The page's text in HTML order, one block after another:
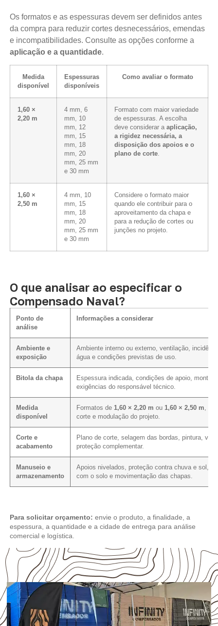
Os formatos e as espessuras devem ser definidos antes
da compra para reduzir cortes desnecessários, emendas
e incompatibilidades. Consulte as opções conforme a
aplicação e a quantidade.
Medida
disponível
Espessuras
disponíveis
Como avaliar o formato
1,60 ×
2,20 m
4 mm, 6
mm, 10
mm, 12
mm, 15
mm, 18
mm, 20
mm, 25 mm
e 30 mm
Formato com maior variedade
de espessuras. A escolha
deve considerar a aplicação,
a rigidez necessária, a
disposição dos apoios e o
plano de corte.
1,60 ×
2,50 m
4 mm, 10
mm, 15
mm, 18
mm, 20
mm, 25 mm
e 30 mm
Considere o formato maior
quando ele contribuir para o
aproveitamento da chapa e
para a redução de cortes ou
junções no projeto.
O que analisar ao especificar o
Compensado Naval?
Ponto de
análise
Informações a considerar
Ambiente e
exposição
Ambiente interno ou externo, ventilação,
água e condições previstas de uso.
Bitola da chapa
Espessura indicada, condições de apoio,
exigências do responsável técnico.
Medida
disponível
Formatos de 1,60 × 2,20 m ou 1,60 × 2,50 m,
corte e modulação do projeto.
Corte e
acabamento
Plano de corte, selagem das bordas, pintura,
proteção complementar.
Manuseio e
armazenamento
Apoios nivelados, proteção contra chuva e sol,
com o solo e movimentação das chapas.
Para solicitar orçamento: envie o produto, a finalidade, a
espessura, a quantidade e a cidade de entrega para análise
comercial e logística.